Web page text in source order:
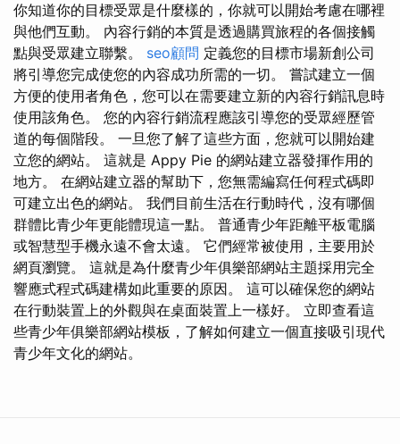
你知道你的目標受眾是什麼樣的，你就可以開始考慮在哪裡
與他們互動。 內容行銷的本質是透過購買旅程的各個接觸
點與受眾建立聯繫。 seo顧問 定義您的目標市場新創公司
將引導您完成使您的內容成功所需的一切。 嘗試建立一個
方便的使用者角色，您可以在需要建立新的內容行銷訊息時
使用該角色。 您的內容行銷流程應該引導您的受眾經歷管
道的每個階段。 一旦您了解了這些方面，您就可以開始建
立您的網站。 這就是 Appy Pie 的網站建立器發揮作用的
地方。 在網站建立器的幫助下，您無需編寫任何程式碼即
可建立出色的網站。 我們目前生活在行動時代，沒有哪個
群體比青少年更能體現這一點。 普通青少年距離平板電腦
或智慧型手機永遠不會太遠。 它們經常被使用，主要用於
網頁瀏覽。 這就是為什麼青少年俱樂部網站主題採用完全
響應式程式碼建構如此重要的原因。 這可以確保您的網站
在行動裝置上的外觀與在桌面裝置上一樣好。 立即查看這
些青少年俱樂部網站模板，了解如何建立一個直接吸引現代
青少年文化的網站。